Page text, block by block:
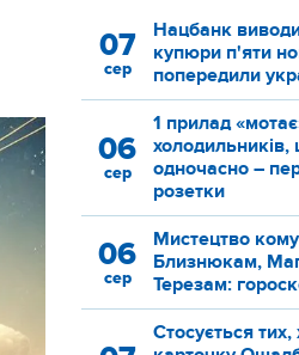
07
сер
Нацбанк
купюри п'яти
попередили
06
сер
1 прилад
одночасно –
розетки
06
сер
Мистецтво
Близнюкам,
Терезам:
Стосується тих,